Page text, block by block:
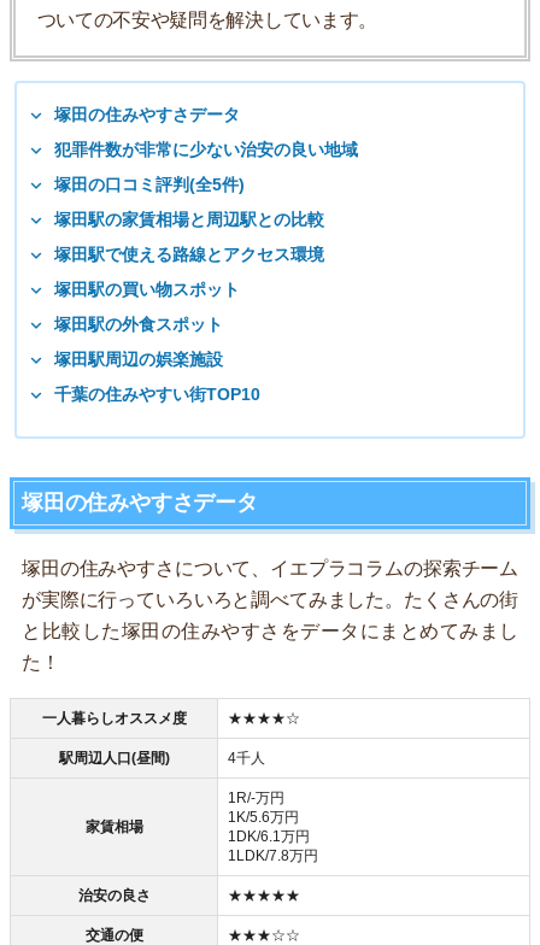
ついての不安や疑問を解決しています。
塚田の住みやすさデータ
犯罪件数が非常に少ない治安の良い地域
塚田の口コミ評判(全5件)
塚田駅の家賃相場と周辺駅との比較
塚田駅で使える路線とアクセス環境
塚田駅の買い物スポット
塚田駅の外食スポット
塚田駅周辺の娯楽施設
千葉の住みやすい街TOP10
塚田の住みやすさデータ
塚田の住みやすさについて、イエプラコラムの探索チーム
が実際に行っていろいろと調べてみました。たくさんの街
と比較した塚田の住みやすさをデータにまとめてみまし
た！
一人暮らしオススメ度 ★★★★☆
駅周辺人口(昼間) 4千人
家賃相場
1R/-万円
1K/5.6万円
1DK/6.1万円
1LDK/7.8万円
治安の良さ ★★★★★
交通の便 ★★★☆☆